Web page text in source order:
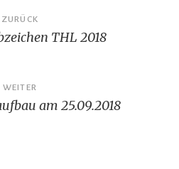
ZURÜCK
THL 2018
WEITER
am 25.09.2018